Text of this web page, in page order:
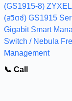
(GS1915-8)
(สวิตซ์) GS1915
Gigabit Smart
Switch / Nebula
Management
📞 Call